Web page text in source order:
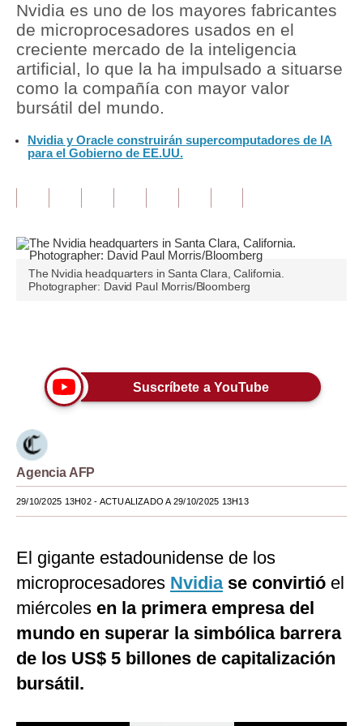
Política
Tu Dinero
Finanzas Personales
Plus G
Opinión
Pregunta de hoy
Blogs
Viajes
Estilos
Mundo
EEUU
México
España
Internacional
Club del Suscriptor
Nvidia es uno de los mayores fabricantes
de microprocesadores usados en el
creciente mercado de la inteligencia
artificial, lo que la ha impulsado a situarse
como la compañía con mayor valor
bursátil del mundo.
Nvidia y Oracle construirán supercomputadores de IA
para el Gobierno de EE.UU.
The Nvidia headquarters in Santa Clara, California.
Photographer: David Paul Morris/Bloomberg
Suscríbete a YouTube
Agencia AFP
29/10/2025 13H02- ACTUALIZADO A 29/10/2025 13H13
El gigante estadounidense de los
microprocesadores Nvidiase convirtió el
miércoles en la primera empresa del
mundo en superar la simbólica barrera
de los US$ 5 billones de capitalización
bursátil.